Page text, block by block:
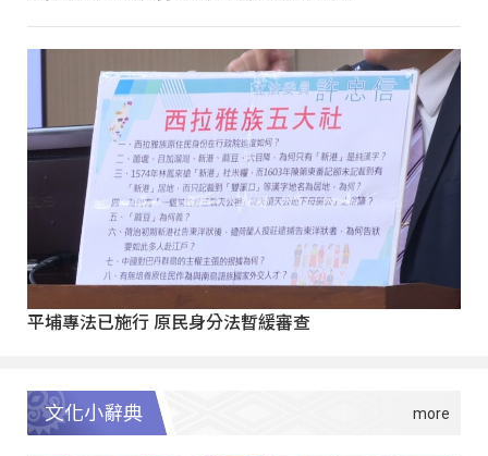
平埔專法已施行 原民身分法暫緩審查
文化小辭典